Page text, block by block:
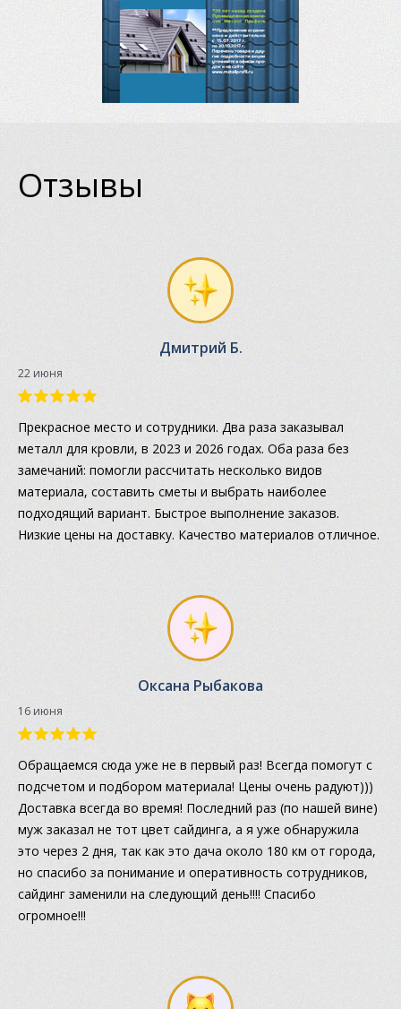
Отзывы
Дмитрий Б.
22 июня
Прекрасное место и сотрудники. Два раза заказывал
металл для кровли, в 2023 и 2026 годах. Оба раза без
замечаний: помогли рассчитать несколько видов
материала, составить сметы и выбрать наиболее
подходящий вариант. Быстрое выполнение заказов.
Низкие цены на доставку. Качество материалов отличное.
Оксана Рыбакова
16 июня
Обращаемся сюда уже не в первый раз! Всегда помогут с
подсчетом и подбором материала! Цены очень радуют)))
Доставка всегда во время! Последний раз (по нашей вине)
муж заказал не тот цвет сайдинга, а я уже обнаружила
это через 2 дня, так как это дача около 180 км от города,
но спасибо за понимание и оперативность сотрудников,
сайдинг заменили на следующий день!!!! Спасибо
огромное!!!